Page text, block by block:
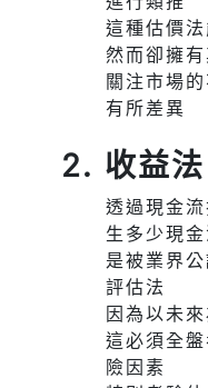
這種估價
然而卻擁有
關注市場
有所差異
2. 收益法
透過現金
生多少現金
是被業界
評估法
因為以未
這必須全
險因素